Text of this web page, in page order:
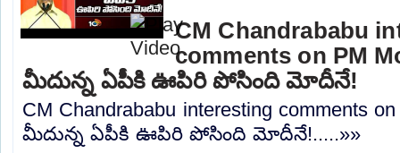
CM Chandrababu
comments on PM
మీదున్న ఏపీకి ఊపిరి పోసింది మోదీనే!
CM Chandrababu interesting comments
మీదున్న ఏపీకి ఊపిరి పోసింది మోదీనే!.....»»